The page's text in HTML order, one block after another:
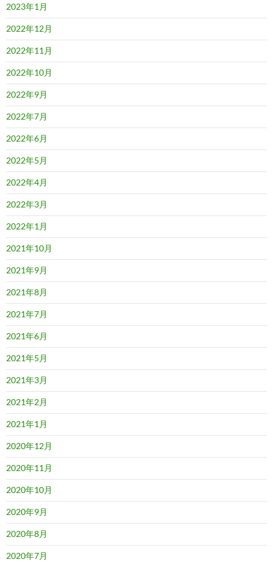
2023年1月
2022年12月
2022年11月
2022年10月
2022年9月
2022年7月
2022年6月
2022年5月
2022年4月
2022年3月
2022年1月
2021年10月
2021年9月
2021年8月
2021年7月
2021年6月
2021年5月
2021年3月
2021年2月
2021年1月
2020年12月
2020年11月
2020年10月
2020年9月
2020年8月
2020年7月